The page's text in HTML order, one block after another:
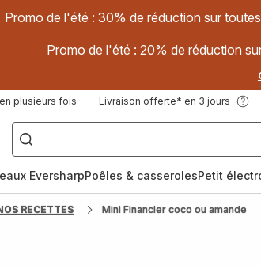
Promo de l'été : 30% de réduction sur
Promo de l'été : 20% de réduction
plusieurs fois Livraison offerte* en 3 jours
["Poêles
inox,
Cake
Factory,
EversharpPoêles & casserolesPetit
RECETTES Mini Financier coco ou amande